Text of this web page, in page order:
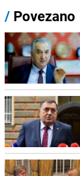
/ Povezano